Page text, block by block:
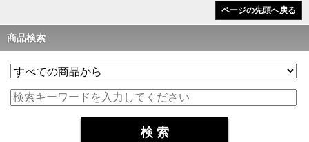
ページの先頭へ戻る
商品検索